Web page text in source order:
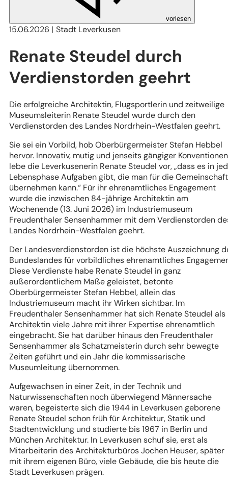
vorlesen
15.06.2026 Stadt Leverkusen
Renate Steudel durch
Verdienstorden geehrt
Die erfolgreiche Architektin, Flugsportlerin und zeitweilige
Museumsleiterin Renate Steudel wurde durch den
Verdienstorden des Landes Nordrhein-Westfalen geehrt.
Sie sei ein Vorbild, hob Oberbürgermeister Stefan Hebbel
hervor. Innovativ, mutig und jenseits gängiger Konventionen
lebe die Leverkusenerin Renate Steudel vor, „dass es in
Lebensphase Aufgaben gibt, die man für die Gemeinschaft
übernehmen kann.“ Für ihr ehrenamtliches Engagement
wurde die inzwischen 84-jährige Architektin am
Wochenende (13. Juni 2026) im Industriemuseum
Freudenthaler Sensenhammer mit dem Verdienstorden
Landes Nordrhein-Westfalen geehrt.
Der Landesverdienstorden ist die höchste Auszeichnung
Bundeslandes für vorbildliches ehrenamtliches
Diese Verdienste habe Renate Steudel in ganz
außerordentlichem Maße geleistet, betonte
Oberbürgermeister Stefan Hebbel, allein das
Industriemuseum macht ihr Wirken sichtbar. Im
Freudenthaler Sensenhammer hat sich Renate Steudel als
Architektin viele Jahre mit ihrer Expertise ehrenamtlich
eingebracht. Sie hat darüber hinaus den Freudenthaler
Sensenhammer als Schatzmeisterin durch sehr bewegte
Zeiten geführt und ein Jahr die kommissarische
Museumleitung übernommen.
Aufgewachsen in einer Zeit, in der Technik und
Naturwissenschaften noch überwiegend Männersache
waren, begeisterte sich die 1944 in Leverkusen geborene
Renate Steudel schon früh für Architektur, Statik und
Stadtentwicklung und studierte bis 1967 in Berlin und
München Architektur. In Leverkusen schuf sie, erst als
Mitarbeiterin des Architekturbüros Jochen Heuser, später
mit ihrem eigenen Büro, viele Gebäude, die bis heute die
Stadt Leverkusen prägen.